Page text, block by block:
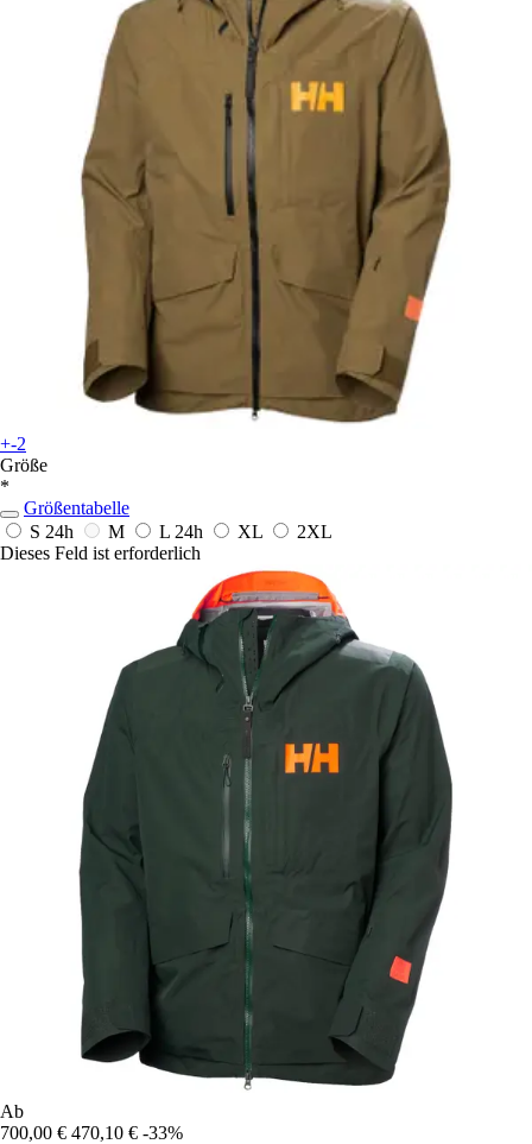
+-2
Größe
*
Größentabelle
S 24h M L 24h XL
2XL
Dieses Feld ist erforderlich
Ab
700,00 € 470,10 € -33%